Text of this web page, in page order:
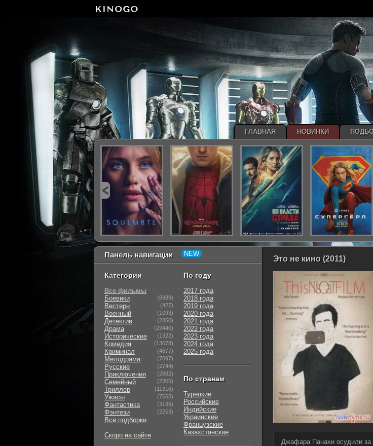
Это не кино (2011)
Джафара Панахи осудили за
Панель навигации
Категории
Все фильмы
Боевики
(6989)
Вестерн (427)
Военный (1093)
Детектив (2850)
Драма (22440)
Исторические (1322)
Комедия (13678)
Криминал (4677)
Мелодрама (7097)
Русские (2744)
Приключения (2882)
Семейный (2305)
Триллер (11316)
Ужасы (7565)
Фантастика (3196)
Фэнтези (2253)
Все подборки
Скоро на сайте
По году
2017 года
2018 года
2019 года
2020 года
2021 года
2022 года
2023 года
2024 года
2025 года
По странам
Турецкие
Российские
Индийские
Украинские
Французские
Казахстанские
ГЛАВНАЯ НОВИНКИ